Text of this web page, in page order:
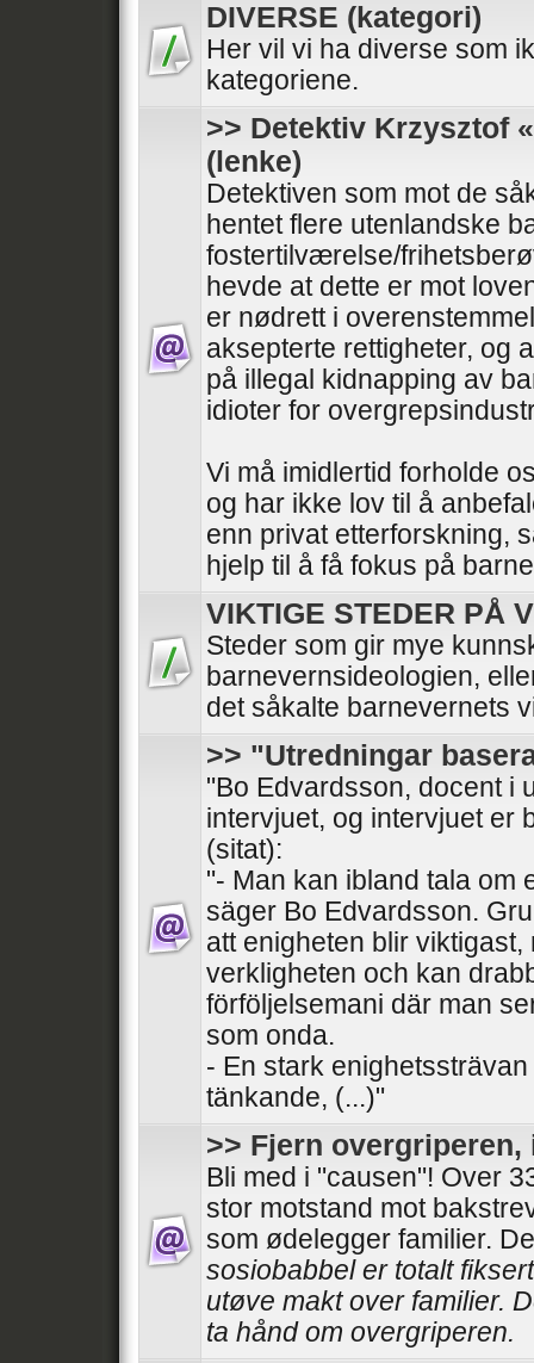
DIVERSE (kategori)
Her vil vi ha diverse som
kategoriene.
>> Detektiv Krzysztof
(lenke)
Detektiven som mot de
hentet flere utenlandske
fostertilværelse/
hevde at dette er mot
er nødrett i
aksepterte rettigheter, og
på illegal kidnapping av
idioter for
Vi må imidlertid forholde
og har ikke lov til å
enn privat etterforskning,
hjelp til å få fokus på
VIKTIGE STEDER PÅ
Steder som gir mye
barnevernsideologien,
det såkalte barnevernets
>> "Utredningar
"Bo Edvardsson, docent i
intervjuet, og intervjuet er
(sitat):
"- Man kan ibland tala om
säger Bo Edvardsson.
att enigheten blir
verkligheten och kan
förföljelsemani där man
som onda.
- En stark
tänkande, (...)"
>> Fjern
Bli med i "causen"! Over
stor motstand mot
som ødelegger familier.
sosiobabbel er totalt
utøve makt over familier.
ta hånd om overgriperen.